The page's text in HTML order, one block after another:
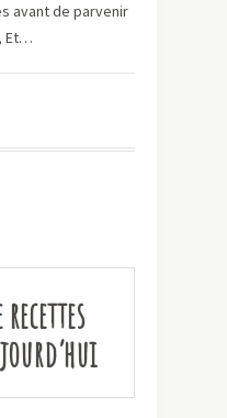
avant de parvenir
Et…